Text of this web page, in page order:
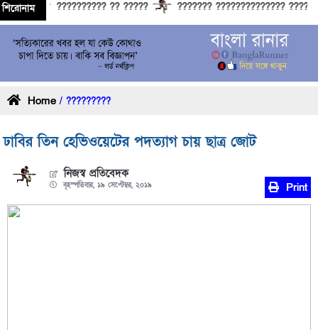
শিরোনাম?????????? ?? ????? ??????? ?????????????? ??????
Home / ?????????
ঢাবির তিন হেভিওয়েটের পদত্যাগ চায় ছাত্র জোট
নিজস্ব প্রতিবেদক
বৃহস্পতিবার, ১৯ সেপ্টেম্বর, ২০১৯ Print